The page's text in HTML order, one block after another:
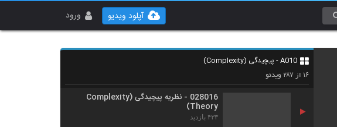
ورود آپلود ویدیو
A010 - پیچیدگی (Complexity)
۱۶ از ۲۸۷ ویدئو
15
028015 - مدیریت پیچیدگی (Complexity
Management)
028016 - نظریه پیچیدگی (Complexity
Theory)
۴۳۳ بازدید